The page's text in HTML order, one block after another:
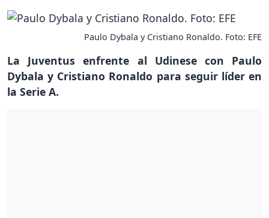
Paulo Dybala y Cristiano Ronaldo. Foto: EFE
La Juventus enfrente al Udinese con Paulo
Dybala y Cristiano Ronaldo para seguir líder en
la Serie A.